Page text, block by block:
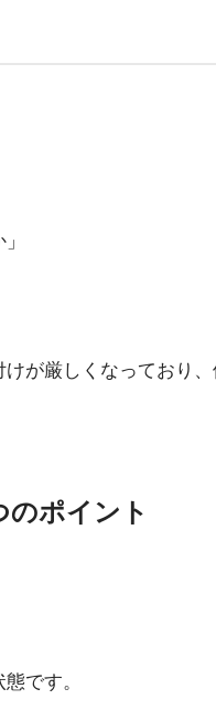
が厳しくなっており
のポイント
です。